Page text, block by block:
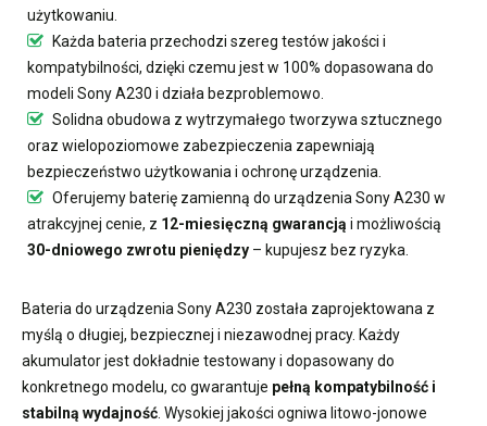
użytkowaniu.
Każda bateria przechodzi szereg testów jakości i
kompatybilności, dzięki czemu jest w 100% dopasowana do
modeli Sony A230 i działa bezproblemowo.
Solidna obudowa z wytrzymałego tworzywa sztucznego
oraz wielopoziomowe zabezpieczenia zapewniają
bezpieczeństwo użytkowania i ochronę urządzenia.
Oferujemybaterię zamienną do urządzenia Sony A230 w
atrakcyjnej cenie, z 12-miesięczną gwarancją i możliwością
30-dniowego zwrotu pieniędzy – kupujesz bez ryzyka.
Bateria do urządzenia Sony A230 została zaprojektowana z
myślą o długiej, bezpiecznej i niezawodnej pracy. Każdy
akumulator jest dokładnie testowany i dopasowany do
konkretnego modelu, co gwarantuje pełną kompatybilność i
stabilną wydajność . Wysokiej jakości ogniwa litowo-jonowe